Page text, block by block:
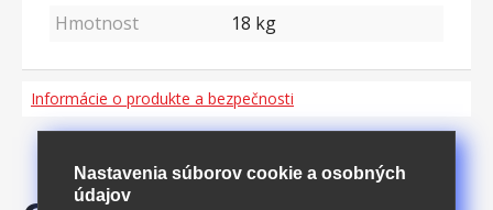
Hmotnost
18 kg
Informácie o produkte a bezpečnosti
Nastavenia súborov cookie a osobných
údajov